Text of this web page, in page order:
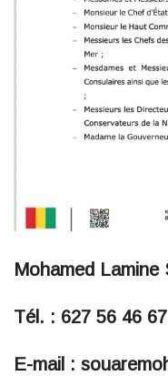
Mohamed
Tél. : 627 56 46
E-mail :